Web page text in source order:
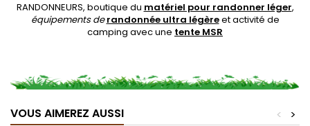
RANDONNEURS, boutique du matériel pour randonner léger,
équipements derandonnée ultra légèreet activité de
camping avec une tente MSR
VOUS AIMEREZ AUSSI >
<